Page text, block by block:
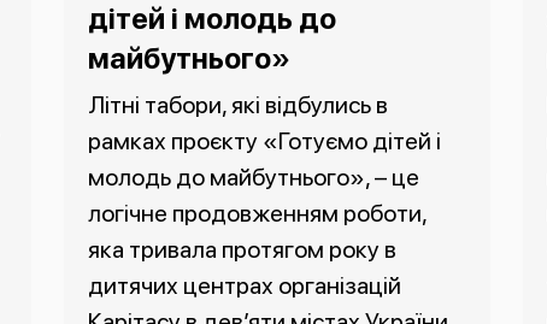
дітей і молодь до
майбутнього»
Літні табори, які відбулись в
рамках проєкту «Готуємо дітей і
молодь до майбутнього», – це
логічне продовженням роботи,
яка тривала протягом року в
дитячих центрах організацій